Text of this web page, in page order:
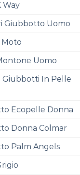
Way
Giubbotto Uomo
Moto
Uomo
Giubbotti In Pelle
Ecopelle Donna
Donna Colmar
Palm Angels